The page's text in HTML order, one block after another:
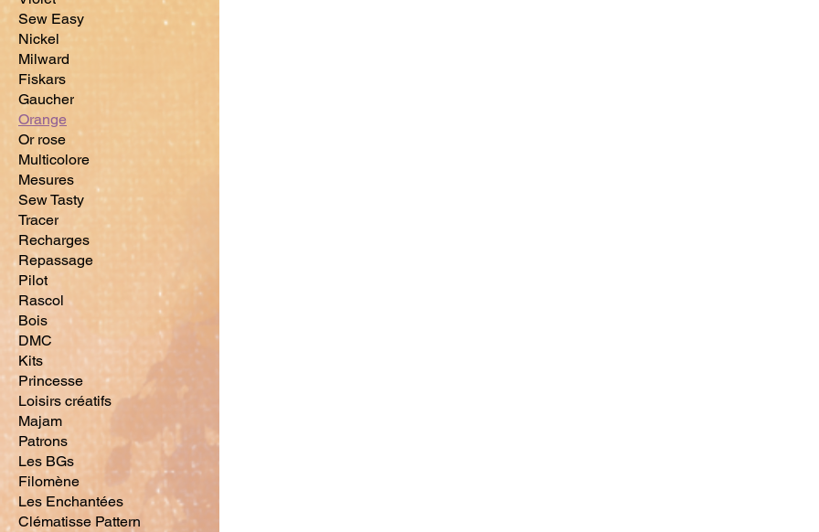
Sew Easy
Nickel
Milward
Fiskars
Gaucher
Orange
Or rose
Multicolore
Mesures
Sew Tasty
Tracer
Recharges
Repassage
Pilot
Rascol
Bois
DMC
Kits
Princesse
Loisirs créatifs
Majam
Patrons
Les BGs
Filomène
Les Enchantées
Clématisse Pattern